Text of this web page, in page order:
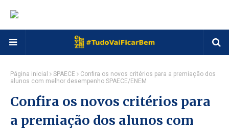
Página inicial SPAECE
Confira os novos critérios para a premiação dos
alunos com melhor desempenho SPAECE/ENEM
Confira os novos critérios para
a premiação dos alunos com